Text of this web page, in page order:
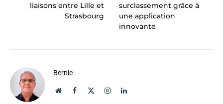
liaisons entre Lille et
Strasbourg
surclassement grâce à
une application
innovante
Bernie
WebsiteFacebook InstagramLinkedIn